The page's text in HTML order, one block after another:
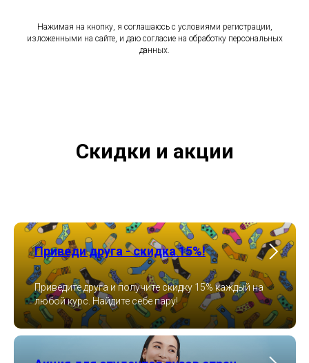
Нажимая на кнопку, я соглашаюсь с условиями регистрации,
изложенными на сайте, и даю согласие на обработку персональных
данных.
Скидки и акции
Приведи друга - скидка 15%!
Приведите друга и получите скидку 15% каждый на
любой курс. Найдите себе пару!